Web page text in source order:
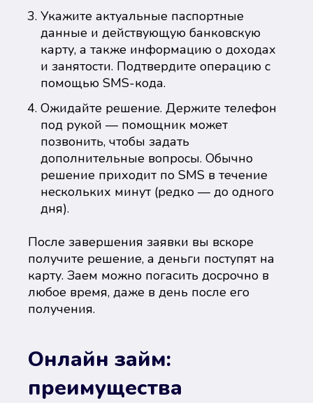
Укажите актуальные паспортные
данные и действующую банковскую
карту, а также информацию о доходах
и занятости. Подтвердите операцию с
помощью SMS-кода.
Ожидайте решение. Держите телефон
под рукой — помощник может
позвонить, чтобы задать
дополнительные вопросы. Обычно
решение приходит по SMS в течение
нескольких минут (редко — до одного
дня).
После завершения заявки вы вскоре
получите решение, а деньги поступят на
карту. Заем можно погасить досрочно в
любое время, даже в день после его
получения.
Онлайн займ:
преимущества